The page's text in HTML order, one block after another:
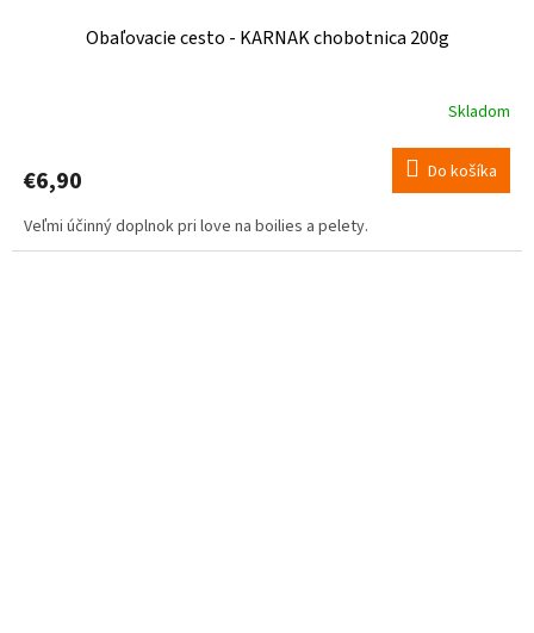
Obaľovacie cesto - KARNAK chobotnica 200g
je
z
5
Skladom
€6,90 Do košíka
Veľmi účinný doplnok pri love na boilies a pelety.